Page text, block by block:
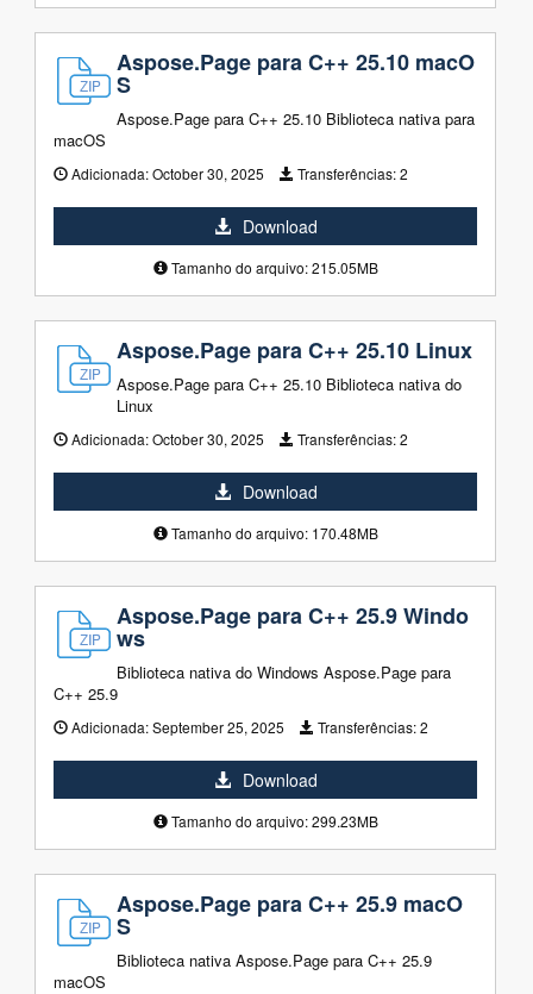
Aspose.Page para C++ 25.10 macO
S
Aspose.Page para C++ 25.10 Biblioteca nativa para
macOS
Adicionada:October 30, 2025 Transferências:2
Download
Tamanho do arquivo: 215.05MB
Aspose.Page para C++ 25.10 Linux
Aspose.Page para C++ 25.10 Biblioteca nativa do
Linux
Adicionada:October 30, 2025 Transferências:2
Download
Tamanho do arquivo: 170.48MB
Aspose.Page para C++ 25.9 Windo
ws
Biblioteca nativa do Windows Aspose.Page para
C++ 25.9
Adicionada:September 25, 2025 Transferências:2
Download
Tamanho do arquivo: 299.23MB
Aspose.Page para C++ 25.9 macO
S
Biblioteca nativa Aspose.Page para C++ 25.9
macOS